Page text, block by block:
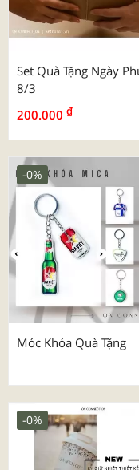
Set Quà Tặng Ngày
8/3
200.000 ₫
Móc Khóa Quà Tặng
-0%
-0%